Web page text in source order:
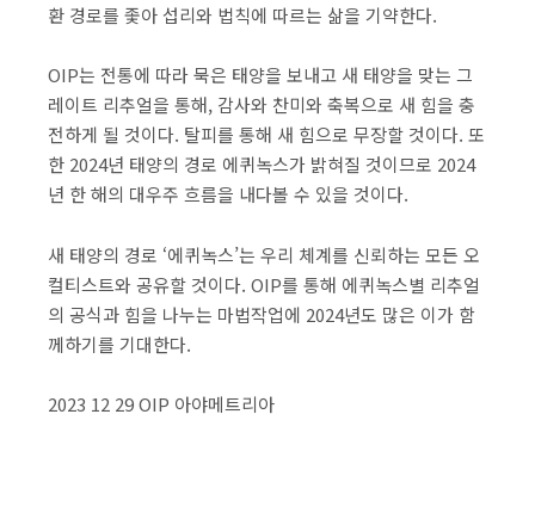
환 경로를 좇아 섭리와 법칙에 따르는 삶을 기약한다.
OIP는 전통에 따라 묵은 태양을 보내고 새 태양을 맞는 그
레이트 리추얼을 통해, 감사와 찬미와 축복으로 새 힘을 충
전하게 될 것이다. 탈피를 통해 새 힘으로 무장할 것이다. 또
한 2024년 태양의 경로 에퀴녹스가 밝혀질 것이므로 2024
년 한 해의 대우주 흐름을 내다볼 수 있을 것이다.
새 태양의 경로 ‘에퀴녹스’는 우리 체계를 신뢰하는 모든 오
컬티스트와 공유할 것이다. OIP를 통해 에퀴녹스별 리추얼
의 공식과 힘을 나누는 마법작업에 2024년도 많은 이가 함
께하기를 기대한다.
2023 12 29 OIP 아야메트리아